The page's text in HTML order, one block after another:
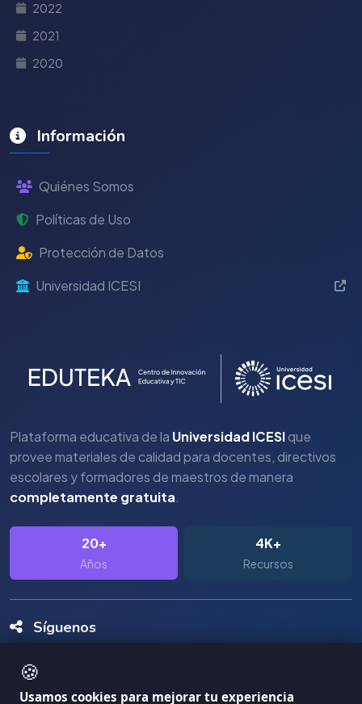
🍪
Usamos cookies para mejorar tu experiencia
2022
2021
2020
Información
Quiénes Somos
Políticas de Uso
Protección de Datos
Universidad ICESI
Plataforma educativa de la Universidad ICESIque
provee materiales de calidad para docentes, directivos
escolares y formadores de maestros de manera
completamente gratuita.
20+
Años
4K+
Recursos
Síguenos